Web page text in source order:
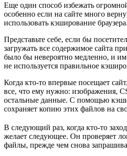
Еще один способ избежать
особенно если на сайте много
использовать кэширование браузера.
Представьте себе, если бы
загружать все содержимое сайта
было бы невероятно медленно, и
не используется правильное
Когда кто-то впервые посещает
все, что ему нужно: изображения,
остальные данные. С помощью
сохраняет копию этих файлов на
В следующий раз, когда кто-то
желает следующее. Он проверяет
файлы, прежде чем снова